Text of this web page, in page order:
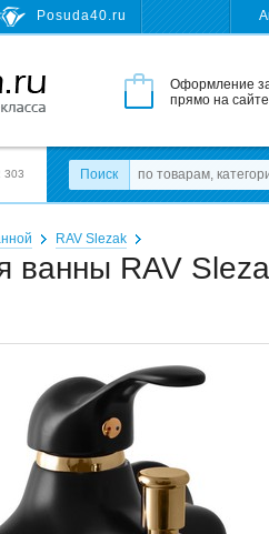
Posuda40.ru
Оформление
прямо на сайте
303 Поиск
RAV Slezak
ванны RAV